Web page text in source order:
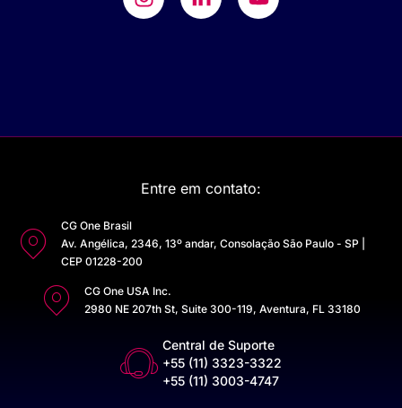
Entre em contato:
CG One Brasil
Av. Angélica, 2346, 13º andar, Consolação São Paulo - SP |
CEP 01228-200
CG One USA Inc.
2980 NE 207th St, Suite 300-119, Aventura, FL 33180
Central de Suporte
+55 (11) 3323-3322
+55 (11) 3003-4747